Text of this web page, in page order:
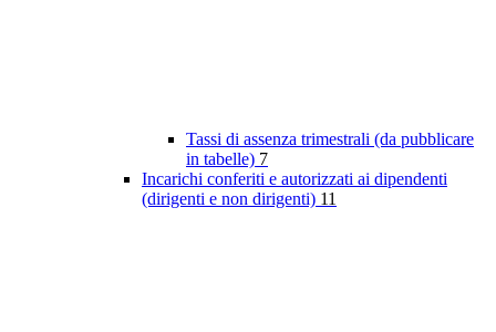
Tassi di assenza trimestrali (da pubblicare
in tabelle) 7
Incarichi conferiti e autorizzati ai dipendenti
(dirigenti e non dirigenti) 11